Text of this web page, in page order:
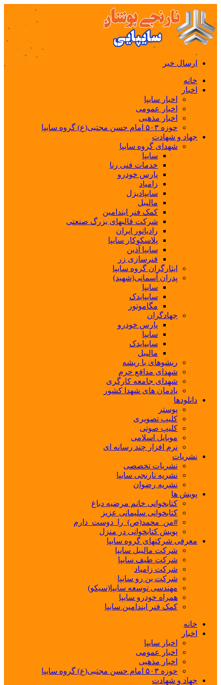
ارسال خبر
خانه
اخبار
اخبار سایپا
اخبار عمومی
اخبار مذهبی
حوزه ۵۰۳ امام حسن مجتبی(ع) گروه سایپا
جهاد و شهادت
شهدای گروه سایپا
سایپا
خدمات فنی رنا
پارس خودرو
زامیاد
سایپادیزل
مالیبل
کمک فنر ایندامین
شرکت قالبهای بزرگ صنعتی
رادیاتور ایران
پلاسکوکار سایپا
سایپا آذین
فنرسازی زر
ایثارگران گروه سایپا
پدران آسمانی(شهید)
سایپا
سایپایدک
مگاموتور
جهادگران
پارس خودرو
سایپا
سایپایدک
مالیبل
ریشوهای با ریشه
شهدای مدافع حرم
شهدای جامعه کارگری
یادمان های شهدا کشور
دانلودها
پوستر
کلیپ تصویری
کلیپ صوتی
موبایل اسلامی
نرم افزار چند رسانه ای
نشریات
نشریات تخصصی
نشریه نارنجی سایپا
نشریه رضوان
پویش ها
کتابخوانی خانم مرضیه دباغ
کتابخوانی سلیمانی عزیز
#من_محمد(ص)_را_دوست_دارم
پویش کتابخوانی در منزل
معرفی شرکتهای گروه سایپا
شرکت مالیبل سایپا
شرکت طیف سایپا
شرکت زامیاد
شرکت بن رو سایپا
مهندسی توسعه سایپا(سیکو)
همراه خودرو سایپا
کمک فنر ایندامین سایپا
خانه
اخبار
اخبار سایپا
اخبار عمومی
اخبار مذهبی
حوزه ۵۰۳ امام حسن مجتبی(ع) گروه سایپا
جهاد و شهادت